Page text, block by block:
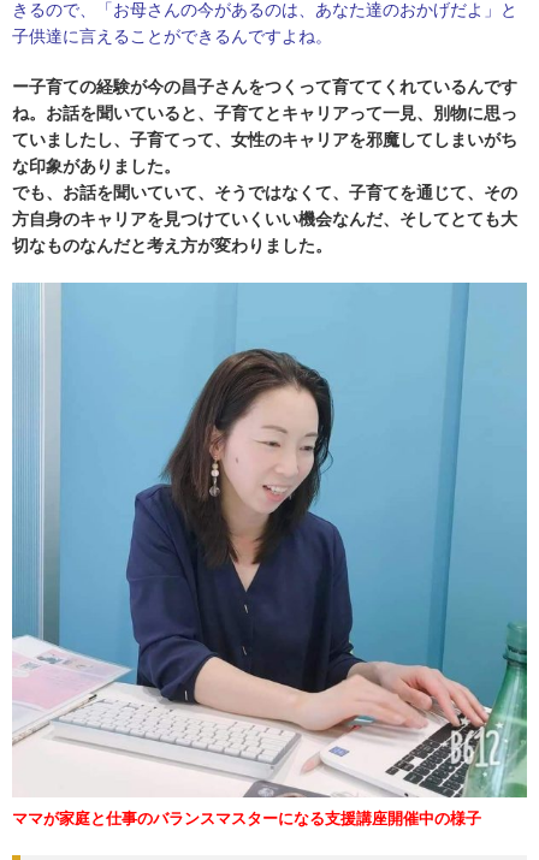
きるので、「お母さんの今があるのは、あなた達のおかげだよ」と
子供達に言えることができるんですよね。
ー子育ての経験が今の昌子さんをつくって育ててくれているんです
ね。 お話を聞いていると、子育てとキャリアって一見、別物に思っ
ていましたし、子育てって、女性のキャリアを邪魔してしまいがち
な印象がありました。
でも、お話を聞いていて、そうではなくて、子育てを通じて、その
方自身のキャリアを見つけていくいい機会なんだ、そしてとても大
切なものなんだと考え方が変わりました。
ママが家庭と仕事のバランスマスターになる支援講座開催中の様子